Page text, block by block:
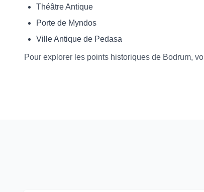
Théâtre Antique
Porte de Myndos
Ville Antique de Pedasa
Pour explorer les points historiques de Bodrum,